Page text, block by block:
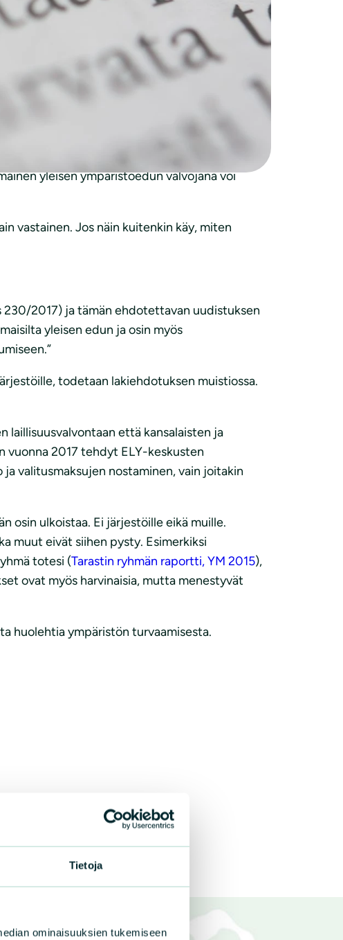
Tietoja
ominaisuuksien tukemiseen
ja niiden tilalle luodaan uusi valtion lupa- ja
saattaa yhtenäistää ja parantaa
Luova-viraston sisälle yleistä ympäristöetua
Viranomainenkin tekee virheitä ja
yleisen ympäristöedun valvojana voi
vastainen. Jos näin kuitenkin käy, miten
2017) ja tämän ehdotettavan uudistuksen
yleisen edun ja osin myös
todetaan lakiehdotuksen muistiossa.
laillisuusvalvontaan että kansalaisten ja
vuonna 2017 tehdyt ELY-keskusten
valitusmaksujen nostaminen, vain joitakin
osin ulkoistaa. Ei järjestöille eikä muille.
muut eivät siihen pysty. Esimerkiksi
totesi (Tarastin ryhmän raportti, YM 2015),
ovat myös harvinaisia, mutta menestyvät
huolehtia ympäristön turvaamisesta.